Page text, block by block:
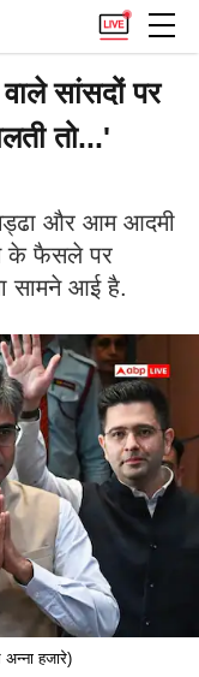
सांसदों पर
तो...'
और आम आदमी
के फैसले पर
सामने आई है.
हजारे)